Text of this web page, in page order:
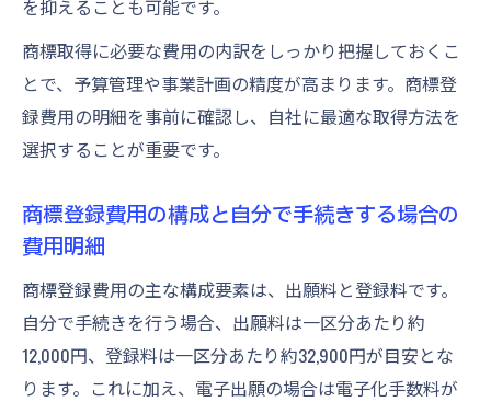
を抑えることも可能です。
商標取得に必要な費用の内訳をしっかり把握しておくこ
とで、予算管理や事業計画の精度が高まります。商標登
録費用の明細を事前に確認し、自社に最適な取得方法を
選択することが重要です。
商標登録費用の構成と自分で手続きする場合の
費用明細
商標登録費用の主な構成要素は、出願料と登録料です。
自分で手続きを行う場合、出願料は一区分あたり約
12,000円、登録料は一区分あたり約32,900円が目安とな
ります。これに加え、電子出願の場合は電子化手数料が